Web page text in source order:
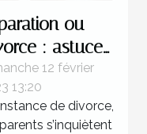
ou
: astuces
atténuer la
des
12 février
13:20
de divorce,
s’inquiètent